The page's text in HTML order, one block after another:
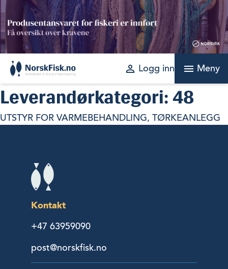
Skip
to
content
perm_identity Logg inn menu Meny
Leverandørkategori: 48
UTSTYR FOR VARMEBEHANDLING, TØRKEANLEGG
Kontakt
+47 63959090
post@norskfisk.no